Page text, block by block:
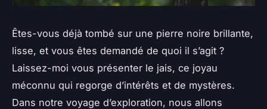
Êtes-vous déjà tombé sur une pierre noire brillante,
lisse, et vous êtes demandé de quoi il s’agit ?
Laissez-moi vous présenter le jais, ce joyau
méconnu qui regorge d’intérêts et de mystères.
Dans notre voyage d’exploration, nous allons